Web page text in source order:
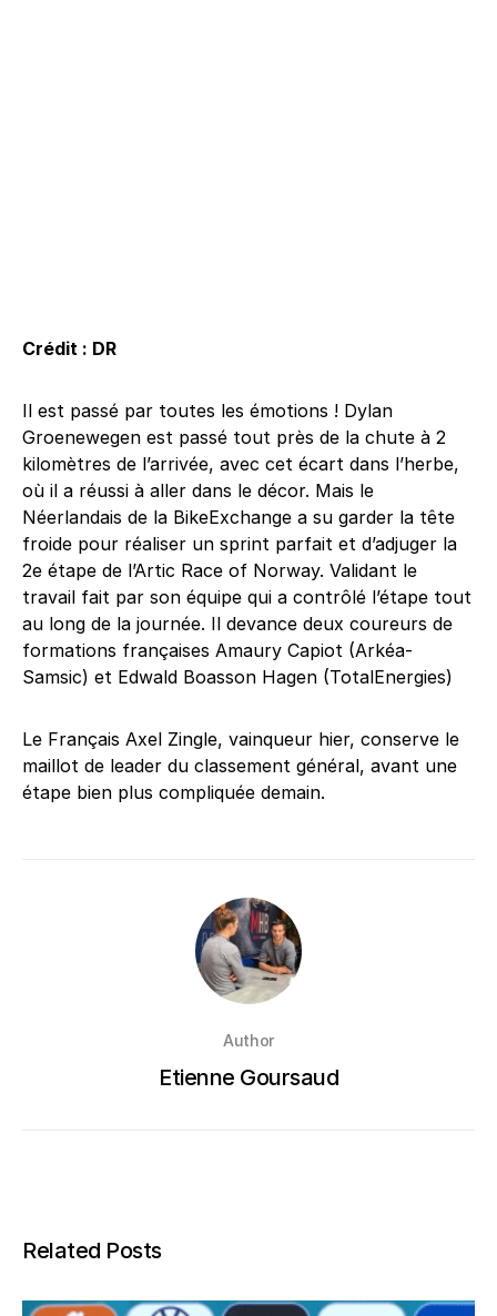
Crédit : DR
Il est passé par toutes les émotions ! Dylan
Groenewegen est passé tout près de la chute à 2
kilomètres de l’arrivée, avec cet écart dans l’herbe,
où il a réussi à aller dans le décor. Mais le
Néerlandais de la BikeExchange a su garder la tête
froide pour réaliser un sprint parfait et d’adjuger la
2e étape de l’Artic Race of Norway. Validant le
travail fait par son équipe qui a contrôlé l’étape tout
au long de la journée. Il devance deux coureurs de
formations françaises Amaury Capiot (Arkéa-
Samsic) et Edwald Boasson Hagen (TotalEnergies)
Le Français Axel Zingle, vainqueur hier, conserve le
maillot de leader du classement général, avant une
étape bien plus compliquée demain.
Author
Etienne Goursaud
Related Posts